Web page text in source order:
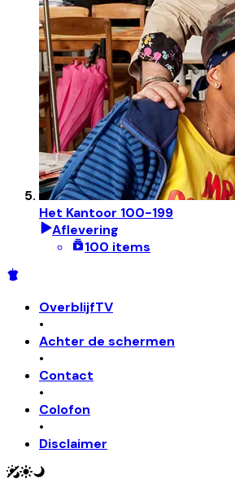
Het Kantoor 100-199
Aflevering
100 items
OverblijfTV
•
Achter de schermen
•
Contact
•
Colofon
•
Disclaimer